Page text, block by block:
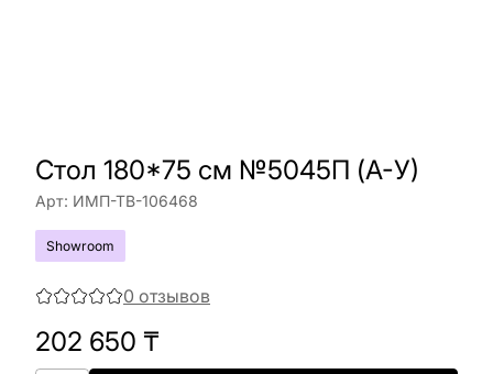
Стол 180*75 см №5045П (A-У)
Арт: ИМП-ТВ-106468
Showroom
0 отзывов
202 650 ₸